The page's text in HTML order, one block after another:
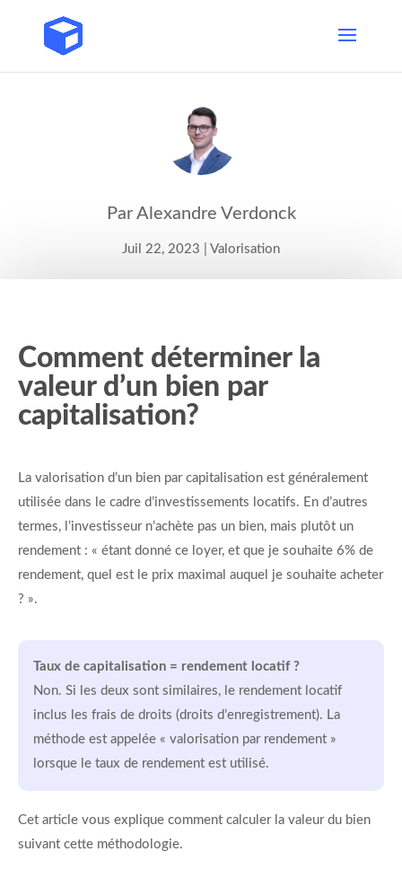
Par Alexandre Verdonck
Juil 22, 2023 Valorisation
Comment déterminer la
valeur d’un bien par
capitalisation?
La valorisation d’un bien par capitalisation est généralement
utilisée dans le cadre d’investissements locatifs. En d’autres
termes, l’investisseur n’achète pas un bien, mais plutôt un
rendement : « étant donné ce loyer, et que je souhaite 6% de
rendement, quel est le prix maximal auquel je souhaite acheter
? ».
Taux de capitalisation = rendement locatif ?
Non. Si les deux sont similaires, le rendement locatif
inclus les frais de droits (droits d’enregistrement). La
méthode est appelée « valorisation par rendement »
lorsque le taux de rendement est utilisé.
Cet article vous explique comment calculer la valeur du bien
suivant cette méthodologie.